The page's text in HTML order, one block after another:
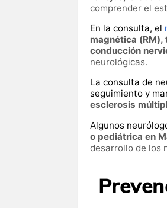
comprender el
En la consulta, el
magnética
conducción
neurológicas.
La consulta de
seguimiento y
esclerosis
Algunos
o pediátrica en
desarrollo de los